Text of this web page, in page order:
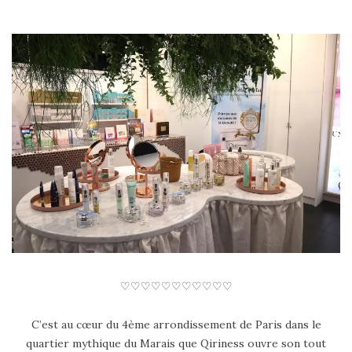
♡♡♡♡♡♡♡♡♡♡♡
C’est au cœur du 4ème arrondissement de Paris dans le
quartier mythique du Marais que Qiriness ouvre son tout